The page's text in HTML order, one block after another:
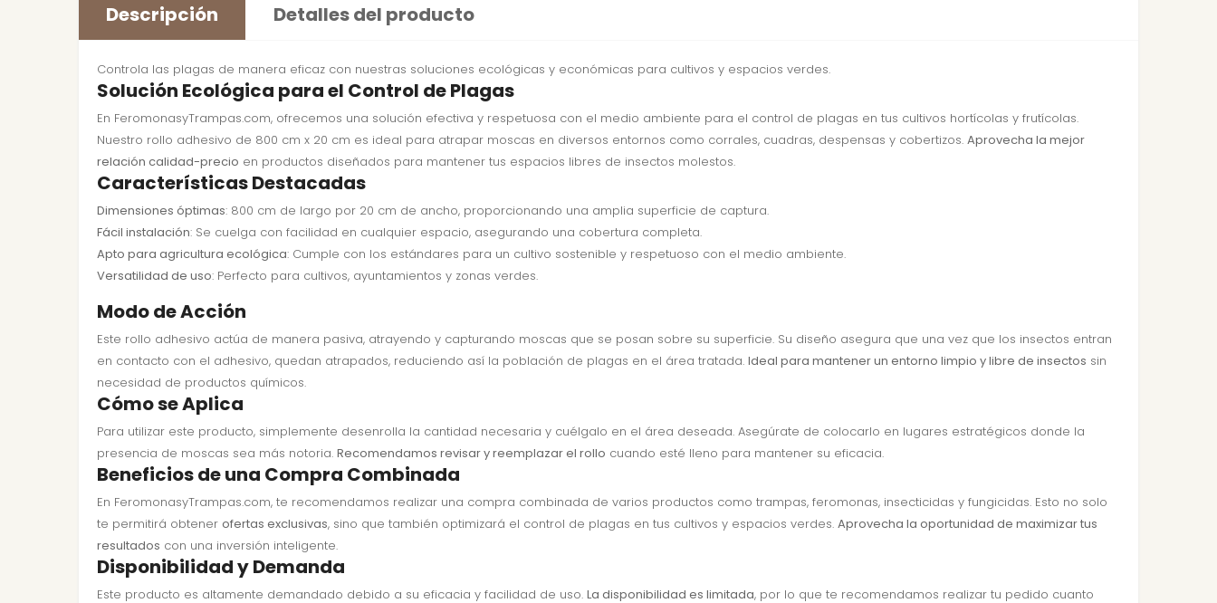
Descripción Detalles del producto
Controla las plagas de manera eficaz con nuestras soluciones ecológicas y económicas para cultivos y espacios verdes.
Solución Ecológica para el Control de Plagas
En FeromonasyTrampas.com, ofrecemos una solución efectiva y respetuosa con el medio ambiente para el control de plagas en tus cultivos hortícolas y frutícolas.
Nuestro rollo adhesivo de 800 cm x 20 cm es ideal para atrapar moscas en diversos entornos como corrales, cuadras, despensas y cobertizos. Aprovecha la mejor
relación calidad-precio en productos diseñados para mantener tus espacios libres de insectos molestos.
Características Destacadas
Dimensiones óptimas: 800 cm de largo por 20 cm de ancho, proporcionando una amplia superficie de captura.
Fácil instalación: Se cuelga con facilidad en cualquier espacio, asegurando una cobertura completa.
Apto para agricultura ecológica: Cumple con los estándares para un cultivo sostenible y respetuoso con el medio ambiente.
Versatilidad de uso: Perfecto para cultivos, ayuntamientos y zonas verdes.
Modo de Acción
Este rollo adhesivo actúa de manera pasiva, atrayendo y capturando moscas que se posan sobre su superficie. Su diseño asegura que una vez que los insectos entran
en contacto con el adhesivo, quedan atrapados, reduciendo así la población de plagas en el área tratada. Ideal para mantener un entorno limpio y libre de insectos sin
necesidad de productos químicos.
Cómo se Aplica
Para utilizar este producto, simplemente desenrolla la cantidad necesaria y cuélgalo en el área deseada. Asegúrate de colocarlo en lugares estratégicos donde la
presencia de moscas sea más notoria. Recomendamos revisar y reemplazar el rollo cuando esté lleno para mantener su eficacia.
Beneficios de una Compra Combinada
En FeromonasyTrampas.com, te recomendamos realizar una compra combinada de varios productos como trampas, feromonas, insecticidas y fungicidas. Esto no solo
te permitirá obtener ofertas exclusivas, sino que también optimizará el control de plagas en tus cultivos y espacios verdes. Aprovecha la oportunidad de maximizar tus
resultados con una inversión inteligente.
Disponibilidad y Demanda
Este producto es altamente demandado debido a su eficacia y facilidad de uso. La disponibilidad es limitada, por lo que te recomendamos realizar tu pedido cuanto